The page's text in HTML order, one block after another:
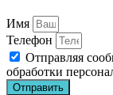
Имя
Телефон
Отправляя
обработки
Отправить